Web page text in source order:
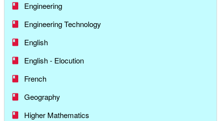
Engineering
Engineering Technology
English
English - Elocution
French
Geography
Higher Mathematics